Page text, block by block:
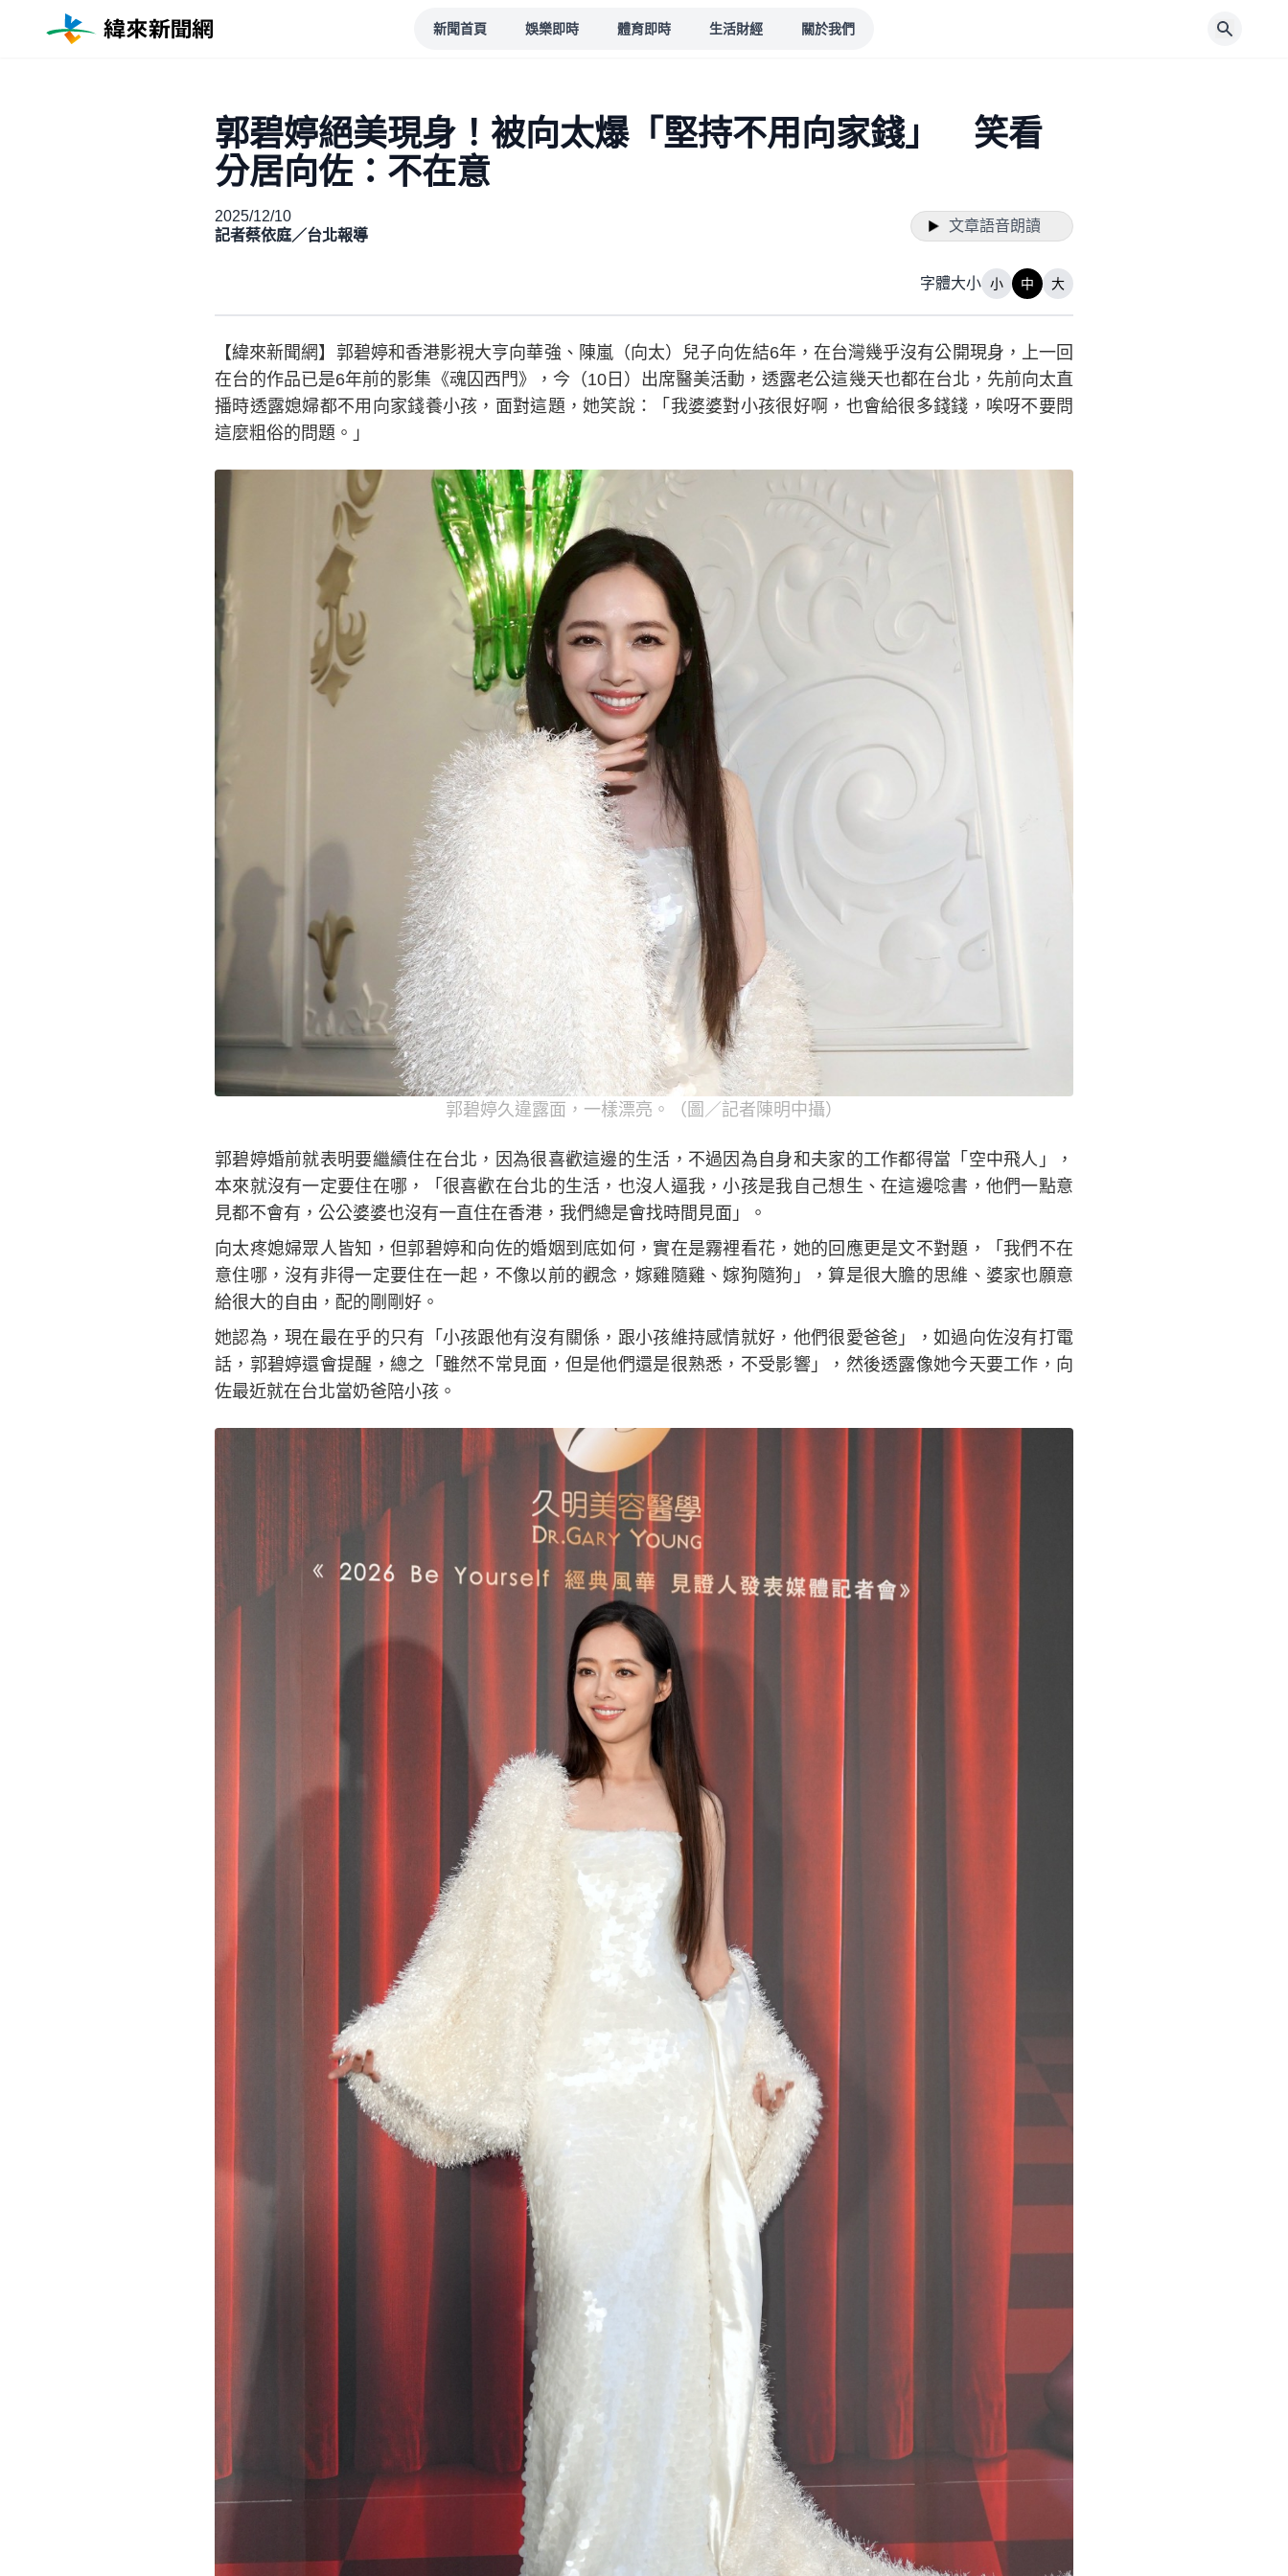
新聞首頁 娛樂即時 體育即時 生活財經 關於我們
郭碧婷絕美現身！被向太爆「堅持不用向家錢」 笑看
分居向佐：不在意
2025/12/10
記者蔡依庭／台北報導
文章語音朗讀
字體大小 小 中 大
【緯來新聞網】郭碧婷和香港影視大亨向華強、陳嵐（向太）兒子向佐結6年，在台灣幾乎沒有公開現身，上一回
在台的作品已是6年前的影集《魂囚西門》，今（10日）出席醫美活動，透露老公這幾天也都在台北，先前向太直
播時透露媳婦都不用向家錢養小孩，面對這題，她笑說：「我婆婆對小孩很好啊，也會給很多錢錢，唉呀不要問
這麼粗俗的問題。」
郭碧婷久違露面，一樣漂亮。（圖／記者陳明中攝）
郭碧婷婚前就表明要繼續住在台北，因為很喜歡這邊的生活，不過因為自身和夫家的工作都得當「空中飛人」，
本來就沒有一定要住在哪，「很喜歡在台北的生活，也沒人逼我，小孩是我自己想生、在這邊唸書，他們一點意
見都不會有，公公婆婆也沒有一直住在香港，我們總是會找時間見面」。
向太疼媳婦眾人皆知，但郭碧婷和向佐的婚姻到底如何，實在是霧裡看花，她的回應更是文不對題，「我們不在
意住哪，沒有非得一定要住在一起，不像以前的觀念，嫁雞隨雞、嫁狗隨狗」，算是很大膽的思維、婆家也願意
給很大的自由，配的剛剛好。
她認為，現在最在乎的只有「小孩跟他有沒有關係，跟小孩維持感情就好，他們很愛爸爸」，如過向佐沒有打電
話，郭碧婷還會提醒，總之「雖然不常見面，但是他們還是很熟悉，不受影響」，然後透露像她今天要工作，向
佐最近就在台北當奶爸陪小孩。